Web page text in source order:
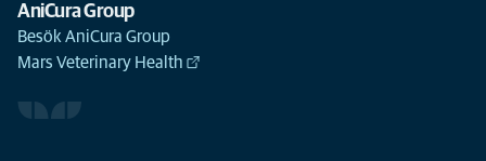
AniCura Group
Besök AniCura Group
Mars Veterinary Health